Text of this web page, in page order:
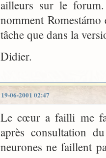
ailleurs sur le
nomment
tâche que dans la
Didier.
19-06-2001 02:47
Le cœur a failli me
après consultation
neurones ne faillent